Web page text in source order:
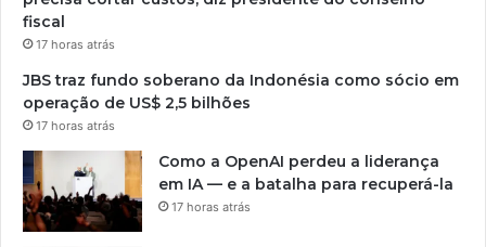
fiscal
17 horas atrás
JBS traz fundo soberano da Indonésia como sócio em
operação de US$ 2,5 bilhões
17 horas atrás
Como a OpenAI perdeu a liderança
em IA — e a batalha para recuperá-la
17 horas atrás